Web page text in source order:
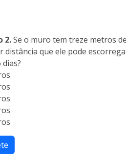
2.Se o muro tem treze metros
distância que ele pode
dias?